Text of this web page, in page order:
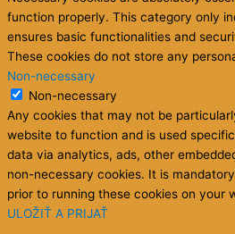
function properly. This category only
ensures basic functionalities and
These cookies do not store any
Non-necessary
Non-necessary
Any cookies that may not be
website to function and is used
data via analytics, ads, other
non-necessary cookies. It is
prior to running these cookies on your
ULOŽIŤ A PRIJAŤ